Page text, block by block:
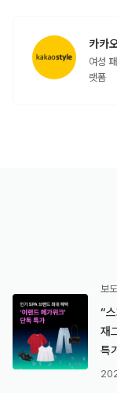
카카
여성
랫폼
보
“
재
특